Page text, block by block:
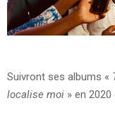
Suivront ses albums «
localise moi » en 2020